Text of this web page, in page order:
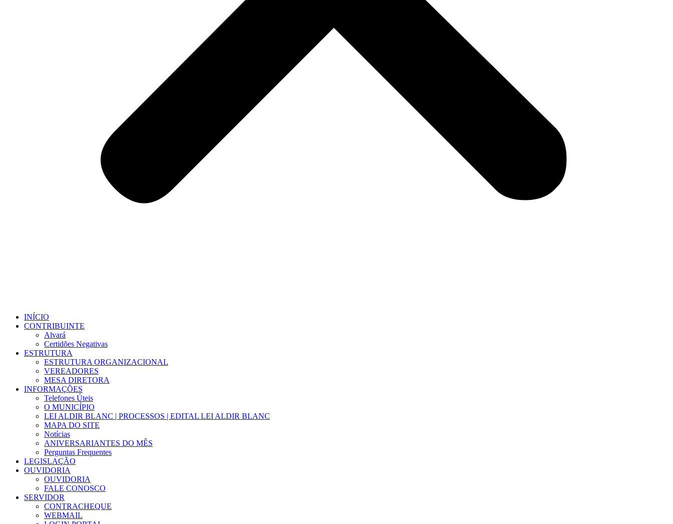
INÍCIO
CONTRIBUINTE
Alvará
Certidões Negativas
ESTRUTURA
ESTRUTURA ORGANIZACIONAL
VEREADORES
MESA DIRETORA
INFORMAÇÕES
Telefones Úteis
O MUNICÍPIO
LEI ALDIR BLANC | PROCESSOS | EDITAL LEI ALDIR BLANC
MAPA DO SITE
Notícias
ANIVERSARIANTES DO MÊS
Perguntas Frequentes
LEGISLAÇÃO
OUVIDORIA
OUVIDORIA
FALE CONOSCO
SERVIDOR
CONTRACHEQUE
WEBMAIL